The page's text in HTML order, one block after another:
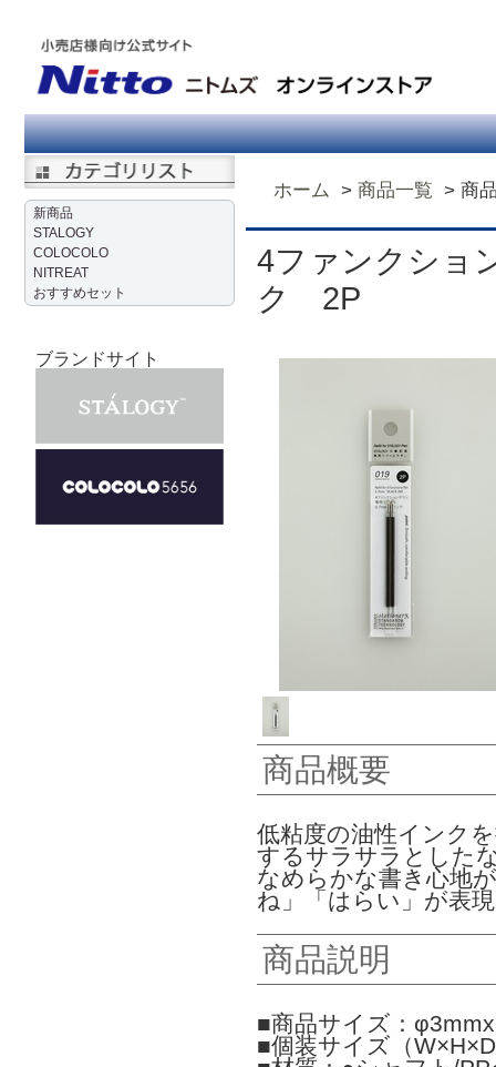
新商品
STALOGY
COLOCOLO
NITREAT
おすすめセット
ブランドサイト
ホーム 商品一覧 商
4ファンクシ
ク 2P
商品概要
低粘度の油性インク
するサラサラとした
なめらかな書き心地
ね」「はらい」が表
商品説明
■商品サイズ：
■個装サイズ（